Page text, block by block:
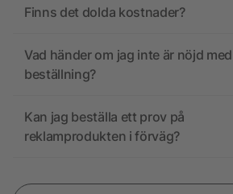
Finns det dolda kostnader?
Vad händer om jag inte är nöjd
beställning?
Kan jag beställa ett prov på
reklamprodukten i förväg?